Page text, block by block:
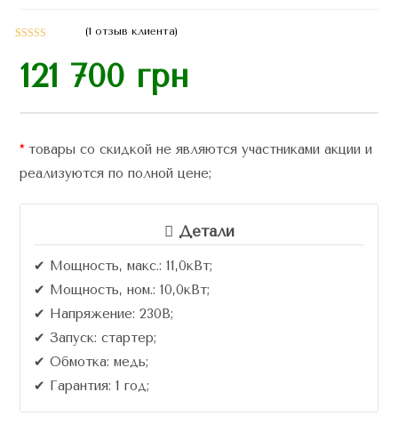
5.00из 5 на
основе
пользовател
(1 отзыв клиента)
121 700 грн
*товары со скидкой не являются участниками акции и
реализуются по полной цене;
Детали
✔ Мощность, макс.: 11,0кВт;
✔ Мощность, ном.: 10,0кВт;
✔ Напряжение: 230В;
✔ Запуск: стартер;
✔ Обмотка: медь;
✔ Гарантия: 1 год;